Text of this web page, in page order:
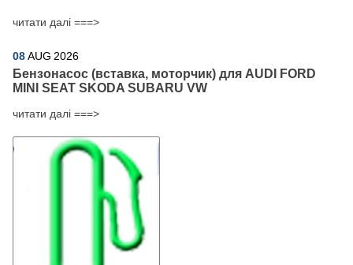
читати далі ===>
08AUG 2026
Бензонасос (вставка, моторчик) для AUDI FORD
MINI SEAT SKODA SUBARU VW
читати далі ===>